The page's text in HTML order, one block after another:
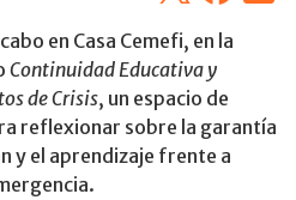
en Casa Cemefi, en la
Continuidad Educativa y
de Crisis, un espacio de
reflexionar sobre la garantía
y el aprendizaje frente a